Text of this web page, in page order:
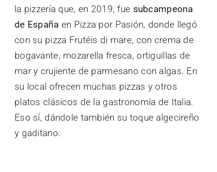
la pizzería que, en 2019, fue subcampeona
de España en Pizza por Pasión, donde llegó
con su pizza Frutéis di mare, con crema de
bogavante, mozarella fresca, ortiguillas de
mar y crujiente de parmesano con algas. En
su local ofrecen muchas pizzas y otros
platos clásicos de la gastronomía de Italia.
Eso sí, dándole también su toque algecireño
y gaditano.